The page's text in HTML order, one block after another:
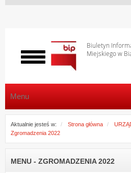
Biuletyn
Miejskiego w
Włącz
menu
Menu
Aktualnie jesteś w: Strona główna
Zgromadzenia 2022
MENU - ZGROMADZENIA 2022